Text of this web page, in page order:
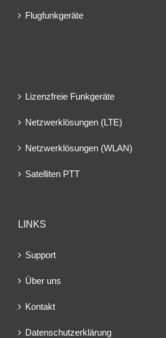
Flugfunkgeräte
Lizenzfreie Funkgeräte
Netzwerklösungen (LTE)
Netzwerklösungen (WLAN)
Satelliten PTT
LINKS
Support
Über uns
Kontakt
Datenschutzerklärung